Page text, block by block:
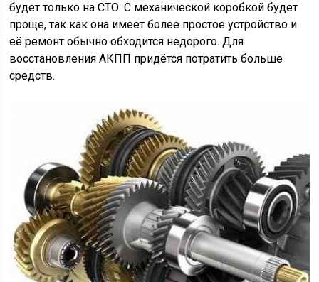
будет только на СТО. С механической коробкой будет
проще, так как она имеет более простое устройство и
её ремонт обычно обходится недорого. Для
восстановления АКПП придётся потратить больше
средств.